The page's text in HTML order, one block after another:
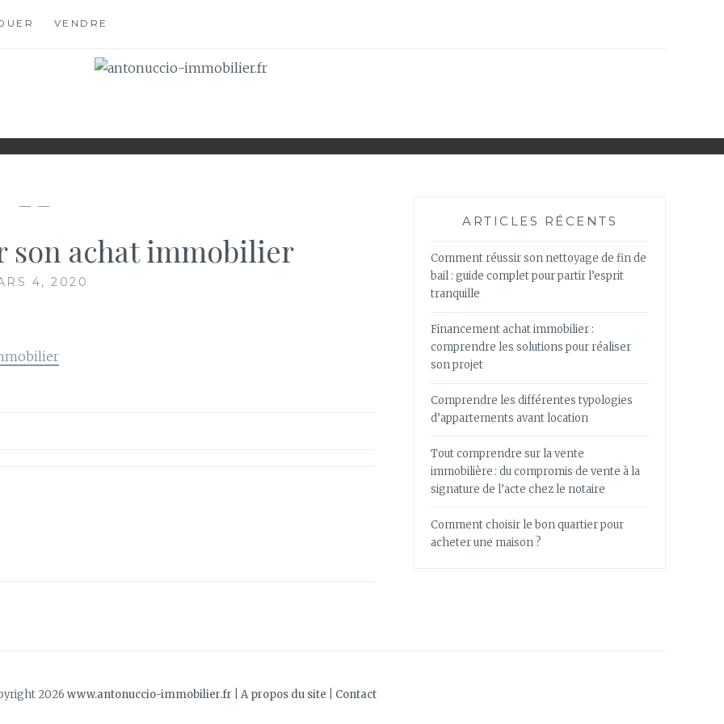
VENDRE
— —
son achat immobilier
4, 2020
ARTICLES RÉCENTS
Comment réussir son nettoyage de fin de
bail : guide complet pour partir l’esprit
tranquille
Financement achat immobilier :
comprendre les solutions pour réaliser
son projet
Comprendre les différentes typologies
d’appartements avant location
Tout comprendre sur la vente
immobilière : du compromis de vente à la
signature de l’acte chez le notaire
Comment choisir le bon quartier pour
acheter une maison ?
2026 www.antonuccio-immobilier.fr A propos du site Contact